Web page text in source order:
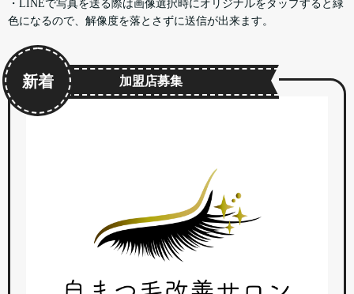
・LINEで写真を送る際は画像選択時にオリジナルをタップすると緑
色になるので、解像度を落とさずに送信が出来ます。
加盟店募集
新着